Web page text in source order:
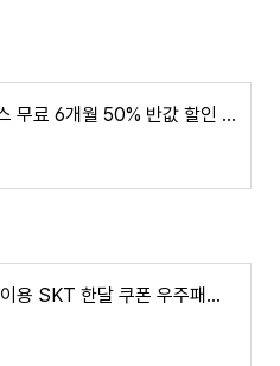
디즈니 플러스 무료 6개월 50% 반값 할인 혜택 1년 구독 58,900원 OTT 공유 사이트
웨이브 무료 이용 SKT 한달 쿠폰 우주패스 싸게 보는 법